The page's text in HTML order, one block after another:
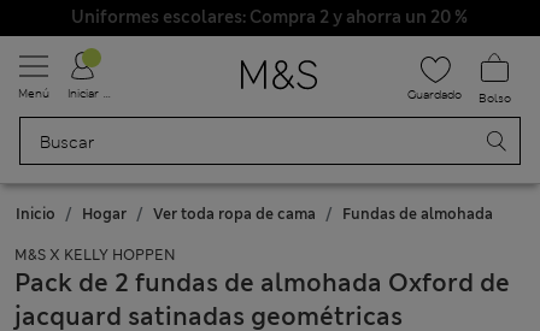
Uniformes escolares: Compra 2 y ahorra un 20 %
Menú Iniciar sesión Guardado Bolso
Inicio Hogar Ver toda ropa de cama Fundas de almohada
M&S X KELLY HOPPEN
Pack de 2 fundas de almohada Oxford de
jacquard satinadas geométricas